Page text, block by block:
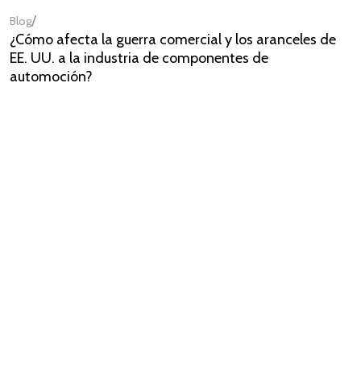
Blog/
¿Cómo afecta la guerra comercial y los aranceles de
EE. UU. a la industria de componentes de
automoción?